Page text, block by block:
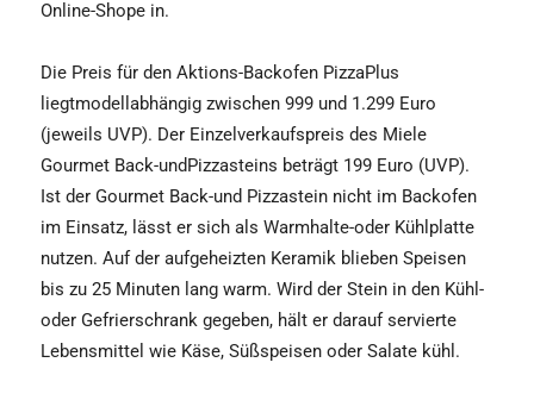
Online-Shope in.
Die Preis für den Aktions-Backofen PizzaPlus
liegtmodellabhängig zwischen 999 und 1.299 Euro
(jeweils UVP). Der Einzelverkaufspreis des Miele
Gourmet Back-undPizzasteins beträgt 199 Euro (UVP).
Ist der Gourmet Back-und Pizzastein nicht im Backofen
im Einsatz, lässt er sich als Warmhalte-oder Kühlplatte
nutzen. Auf der aufgeheizten Keramik blieben Speisen
bis zu 25 Minuten lang warm. Wird der Stein in den Kühl-
oder Gefrierschrank gegeben, hält er darauf servierte
Lebensmittel wie Käse, Süßspeisen oder Salate kühl.